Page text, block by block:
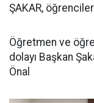
ŞAKAR,
Öğretmen ve
dolayı Başkan
Önal